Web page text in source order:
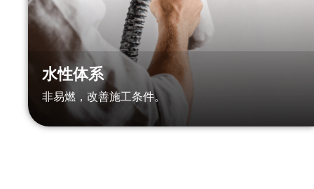
水性体系
非易燃，改善施工条件。